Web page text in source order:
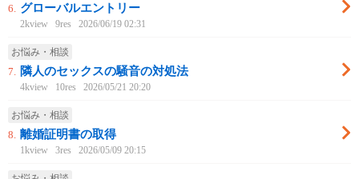
6. グローバルエントリー
2kview 9res 2026/06/19 02:31
お悩み・相談
7. 隣人のセックスの騒音の対処法
4kview 10res 2026/05/21 20:20
お悩み・相談
8. 離婚証明書の取得
1kview 3res 2026/05/09 20:15